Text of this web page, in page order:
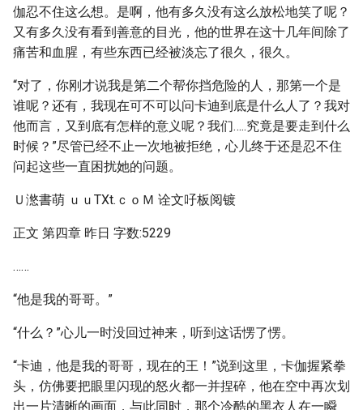
伽忍不住这么想。是啊，他有多久没有这么放松地笑了呢？
又有多久没有看到善意的目光，他的世界在这十几年间除了
痛苦和血腥，有些东西已经被淡忘了很久，很久。
“对了，你刚才说我是第二个帮你挡危险的人，那第一个是
谁呢？还有，我现在可不可以问卡迪到底是什么人了？我对
他而言，又到底有怎样的意义呢？我们…..究竟是要走到什么
时候？”尽管已经不止一次地被拒绝，心儿终于还是忍不住
问起这些一直困扰她的问题。
Ｕ滺書萌 ｕｕTXt.ｃｏＭ 诠文吇板阅镀
正文 第四章 昨日 字数:5229
……
“他是我的哥哥。”
“什么？”心儿一时没回过神来，听到这话愣了愣。
“卡迪，他是我的哥哥，现在的王！”说到这里，卡伽握紧拳
头，仿佛要把眼里闪现的怒火都一并捏碎，他在空中再次划
出一片清晰的画面，与此同时，那个冷酷的黑衣人在一瞬